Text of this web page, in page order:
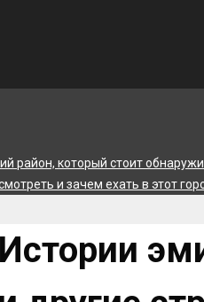
район, который стоит
и зачем ехать в этот